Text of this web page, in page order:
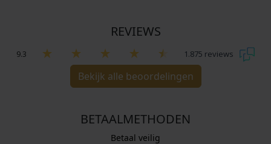
REVIEWS
9.3 1.875 reviews
Bekijk alle beoordelingen
BETAALMETHODEN
Betaal veilig